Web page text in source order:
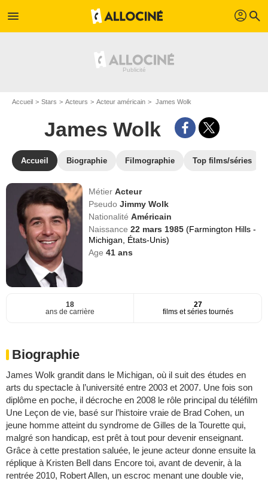
menu profil search
Accueil Stars Acteurs Acteur américain James Wolk
James Wolk
Accueil Biographie Filmographie Top films/séries
MétierActeur
PseudoJimmy Wolk
NationalitéAméricain
Naissance22 mars 1985(Farmington Hills -
Michigan, États-Unis)
Age41 ans
18
ans de carrière
27
films et séries tournés
Biographie
James Wolk grandit dans le Michigan, où il suit des études en
arts du spectacle à l’université entre 2003 et 2007. Une fois son
diplôme en poche, il décroche en 2008 le rôle principal du téléfilm
Une Leçon de vie, basé sur l’histoire vraie de Brad Cohen, un
jeune homme atteint du syndrome de Gilles de la Tourette qui,
malgré son handicap, est prêt à tout pour devenir enseignant.
Grâce à cette prestation saluée, le jeune acteur donne ensuite la
réplique à Kristen Bell dans Encore toi, avant de devenir, à la
rentrée 2010, Robert Allen, un escroc menant une double vie,